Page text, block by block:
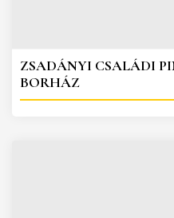
ZSADÁNYI CSALÁDI
BORHÁZ